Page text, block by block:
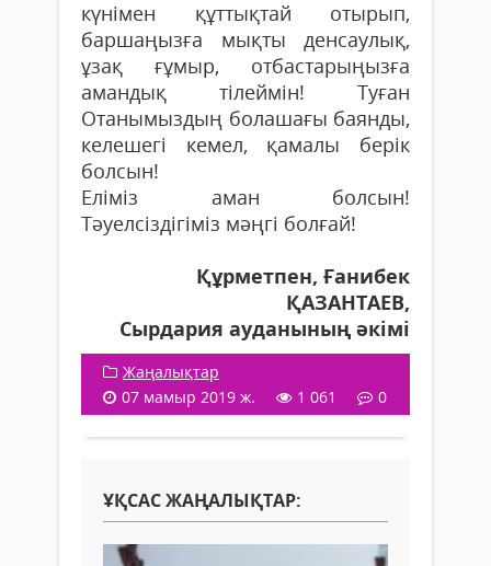
күнімен құттықтай отырып,
баршаңызға мықты денсаулық,
ұзақ ғұмыр, отбастарыңызға
амандық тілеймін! Туған
Отанымыздың болашағы баянды,
келешегі кемел, қамалы берік
болсын!
Еліміз аман болсын!
Тәуелсіздігіміз мәңгі болғай!
Құрметпен, Ғанибек
ҚАЗАНТАЕВ,
Сырдария ауданының әкімі
Жаңалықтар
07 мамыр 2019 ж.
1 061 0
ҰҚСАС ЖАҢАЛЫҚТАР: